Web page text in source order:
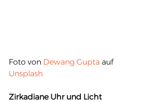
Foto von Dewang Gupta auf
Unsplash
Zirkadiane Uhr und Licht